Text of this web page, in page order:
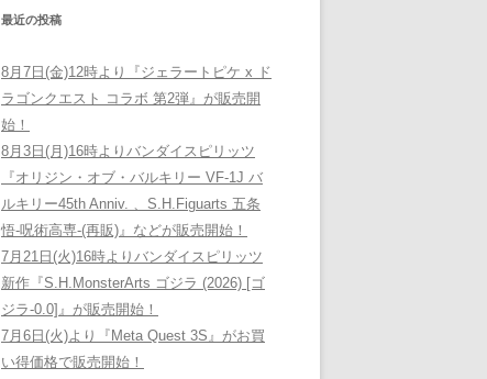
最近の投稿
8月7日(金)12時より『ジェラートピケ x ド
ラゴンクエスト コラボ 第2弾』が販売開
始！
8月3日(月)16時よりバンダイスピリッツ
『オリジン・オブ・バルキリー VF-1J バ
ルキリー45th Anniv. 、S.H.Figuarts 五条
悟-呪術高専-(再販)』などが販売開始！
7月21日(火)16時よりバンダイスピリッツ
新作『S.H.MonsterArts ゴジラ (2026) [ゴ
ジラ-0.0]』が販売開始！
7月6日(火)より『Meta Quest 3S』がお買
い得価格で販売開始！